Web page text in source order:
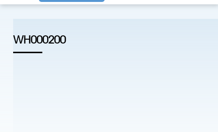
cle
WH000200